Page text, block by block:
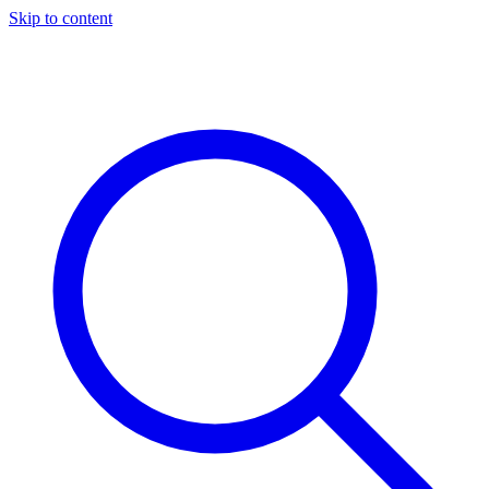
Skip to content